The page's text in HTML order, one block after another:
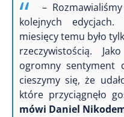
–
kolejnych
miesięcy temu było
rzeczywistością.
ogromny sentyment
cieszymy się, że
które przyciągnęło
mówi Daniel